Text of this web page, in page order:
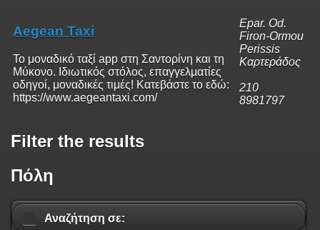
Aegean Taxi
Το μοναδικό ταξί app στη Σαντορίνη και τη
Μύκονο. Ιδιωτικός στόλος, επαγγελματίες
οδηγοί, μοναδικές τιμές! Κατεβάστε το εδώ:
https://www.aegeantaxi.com/
Epar. Od.
Firon-Ormou
Perissis
Καρτεράδος
210
8981797
Filter the results
Πόλη
Αναζήτηση σε: